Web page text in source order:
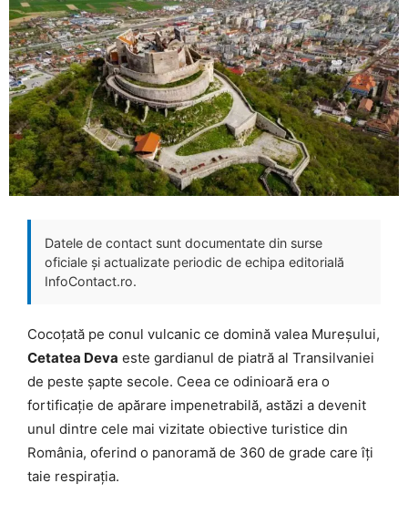
Datele de contact sunt documentate din surse
oficiale și actualizate periodic de echipa editorială
InfoContact.ro.
Cocoțată pe conul vulcanic ce domină valea Mureșului,
Cetatea Deva este gardianul de piatră al Transilvaniei
de peste șapte secole. Ceea ce odinioară era o
fortificație de apărare impenetrabilă, astăzi a devenit
unul dintre cele mai vizitate obiective turistice din
România, oferind o panoramă de 360 de grade care îți
taie respirația.